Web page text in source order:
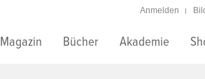
Anmelden
Magazin Bücher Akademie